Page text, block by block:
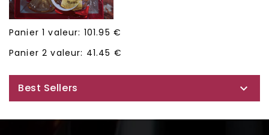
Panier 1 valeur: 101.95 €
Panier 2 valeur: 41.45 €
Best Sellers 